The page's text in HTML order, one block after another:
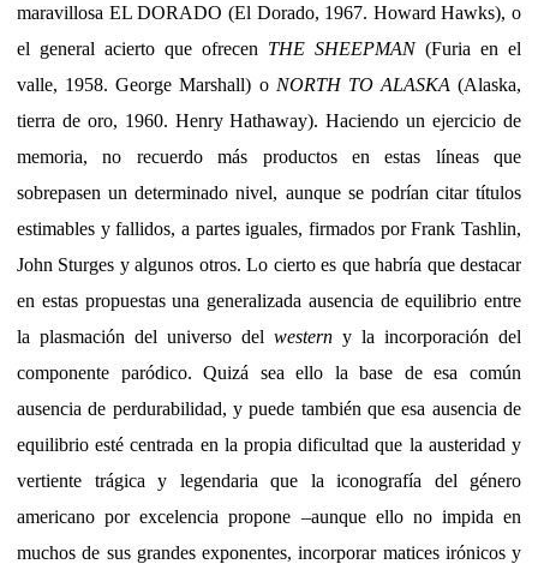
maravillosa EL DORADO (El Dorado, 1967. Howard Hawks), o
el general acierto que ofrecen THE SHEEPMAN(Furia en el
valle, 1958. George Marshall) o NORTH TO ALASKA (Alaska,
tierra de oro, 1960. Henry Hathaway). Haciendo un ejercicio de
memoria, no recuerdo más productos en estas líneas que
sobrepasen un determinado nivel, aunque se podrían citar títulos
estimables y fallidos, a partes iguales, firmados por Frank Tashlin,
John Sturges y algunos otros. Lo cierto es que habría que destacar
en estas propuestas una generalizada ausencia de equilibrio entre
la plasmación del universo del western y la incorporación del
componente paródico. Quizá sea ello la base de esa común
ausencia de perdurabilidad, y puede también que esa ausencia de
equilibrio esté centrada en la propia dificultad que la austeridad y
vertiente trágica y legendaria que la iconografía del género
americano por excelencia propone –aunque ello no impida en
muchos de sus grandes exponentes, incorporar matices irónicos y